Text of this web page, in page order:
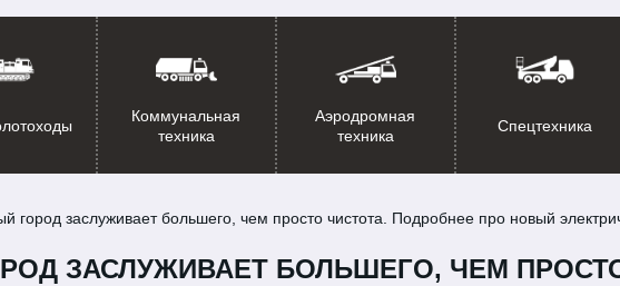
Коммунальная
техника
Аэродромная
техника
Спецтехника
город заслуживает большего, чем просто чистота. Подробнее про новый
ЗАСЛУЖИВАЕТ БОЛЬШЕГО, ЧЕМ